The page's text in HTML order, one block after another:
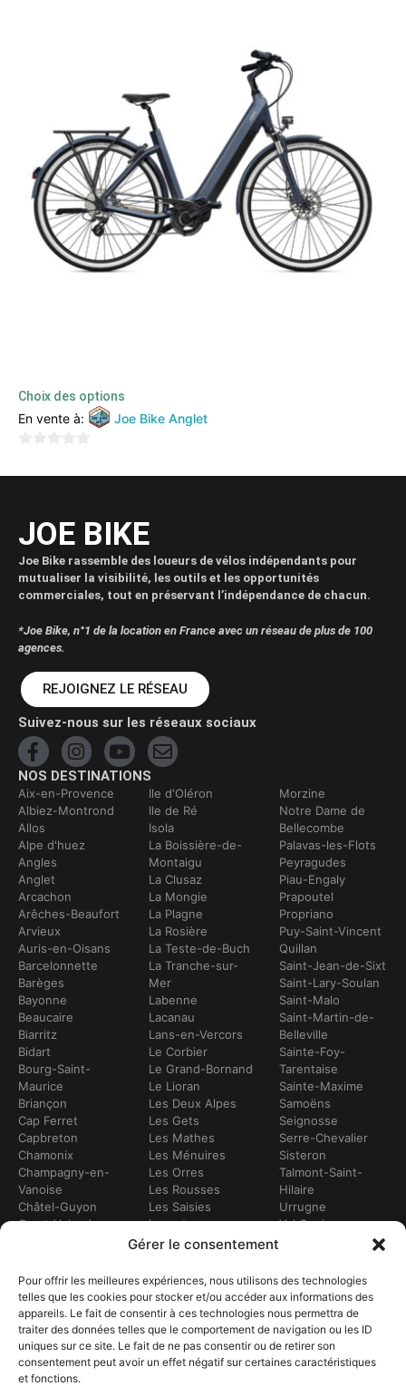
Gérer le consentement
Pour offrir les meilleures expériences, nous utilisons des technologies
telles que les cookies pour stocker et/ou accéder aux informations des
appareils. Le fait de consentir à ces technologies nous permettra de
traiter des données telles que le comportement de navigation ou les ID
uniques sur ce site. Le fait de ne pas consentir ou de retirer son
consentement peut avoir un effet négatif sur certaines caractéristiques
et fonctions.
Choix des options
En vente à: Joe Bike Anglet
sur
JOE BIKE
Joe Bike rassemble des loueurs de vélos indépendants pour
mutualiser la visibilité, les outils et les opportunités
commerciales, tout en préservant l’indépendance de chacun.
*Joe Bike, n°1 de la location en France avec un réseau de plus de 100
agences.
REJOIGNEZ LE RÉSEAU
Suivez-nous sur les réseaux sociaux
NOS DESTINATIONS
Aix-en-Provence
Albiez-Montrond
Allos
Alpe d'huez
Angles
Anglet
Arcachon
Arêches-Beaufort
Arvieux
Auris-en-Oisans
Barcelonnette
Barèges
Bayonne
Beaucaire
Biarritz
Bidart
Bourg-Saint-
Maurice
Briançon
Cap Ferret
Capbreton
Chamonix
Champagny-en-
Vanoise
Châtel-Guyon
Crest-Voland
Embrun
Flumet
Frontignan
Gourette
Gruissan
Hendaye
Hossegor
Ile d'Oléron
Ile de Ré
Isola
La Boissière-de-
Montaigu
La Clusaz
La Mongie
La Plagne
La Rosière
La Teste-de-Buch
La Tranche-sur-
Mer
Labenne
Lacanau
Lans-en-Vercors
Le Corbier
Le Grand-Bornand
Le Lioran
Les Deux Alpes
Les Gets
Les Mathes
Les Ménuires
Les Orres
Les Rousses
Les Saisies
Leucate
Lézignan-
Loudenvielle
Luchon
Luz-Saint-Sauveur
Marennes
Marseille
Méribel
Morzine
Notre Dame de
Bellecombe
Palavas-les-Flots
Peyragudes
Piau-Engaly
Prapoutel
Propriano
Puy-Saint-Vincent
Quillan
Saint-Jean-de-Sixt
Saint-Lary-Soulan
Saint-Malo
Saint-Martin-de-
Belleville
Sainte-Foy-
Tarentaise
Sainte-Maxime
Samoëns
Seignosse
Serre-Chevalier
Sisteron
Talmont-Saint-
Hilaire
Urrugne
Val Cenis
Valberg
Vars
Vendays-
Montalivet
Villard-de-Lans
Villarodin-Bourget